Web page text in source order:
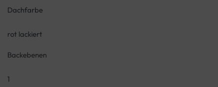
Dachfarbe
rot lackiert
Backebenen
1